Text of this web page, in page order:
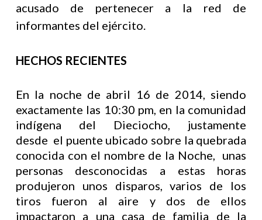
acusado de pertenecer a la red de
informantes del ejército.
HECHOS RECIENTES
En la noche de abril 16 de 2014, siendo
exactamente las 10:30 pm, en la comunidad
indígena del Dieciocho, justamente
desde el puente ubicado sobre la quebrada
conocida con el nombre de la Noche, unas
personas desconocidas a estas horas
produjeron unos disparos, varios de los
tiros fueron al aire y dos de ellos
impactaron a una casa de familia de la